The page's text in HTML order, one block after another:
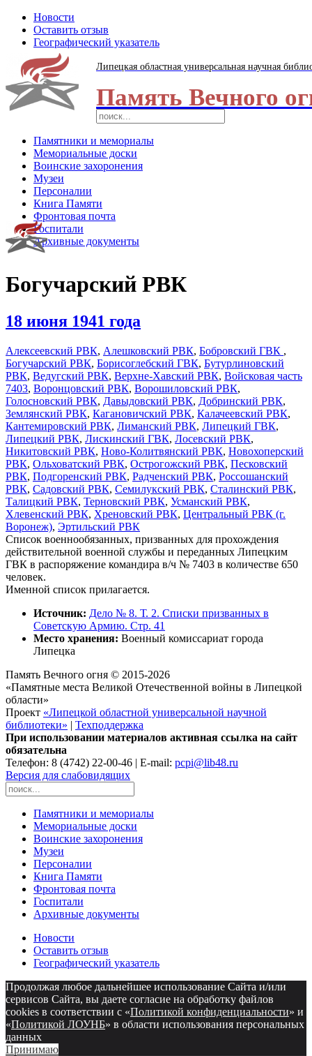
Новости
Оставить отзыв
Географический указатель
Липецкая областная универсальная научная
Память Вечного
Памятники и мемориалы
Мемориальные доски
Воинские захоронения
Музеи
Персоналии
Книга Памяти
Фронтовая почта
Госпитали
Архивные документы
Богучарский РВК
18 июня 1941 года
Алексеевский РВК, Алешковский РВК, Бобровский ГВК ,
Богучарский РВК, Борисоглебский ГВК, Бутурлиновский
РВК, Ведугский РВК, Верхне-Хавский РВК, Войсковая часть
7403, Воронцовский РВК, Ворошиловский РВК,
Голосновский РВК, Давыдовский РВК, Добринский РВК,
Землянский РВК, Кагановичский РВК, Калачеевский РВК,
Кантемировский РВК, Лиманский РВК, Липецкий ГВК,
Липецкий РВК, Лискинский ГВК, Лосевский РВК,
Никитовский РВК, Ново-Колитвянский РВК, Новохоперский
РВК, Ольховатский РВК, Острогожский РВК, Песковский
РВК, Подгоренский РВК, Радченский РВК, Россошанский
РВК, Садовский РВК, Семилукский РВК, Сталинский РВК,
Талицкий РВК, Терновский РВК, Усманский РВК,
Хлевенский РВК, Хреновский РВК, Центральный РВК (г.
Воронеж), Эртильский РВК
Список военнообязанных, призванных для прохождения
действительной военной службы и переданных Липецким
ГВК в распоряжение командира в/ч № 7403 в количестве 650
человек.
Именной список прилагается.
Источник: Дело № 8. Т. 2. Списки призванных в
Советскую Армию. Стр. 41
Место хранения: Военный комиссариат города
Липецка
Память Вечного огня © 2015-2026
«Памятные места Великой Отечественной войны в Липецкой
области»
Проект «Липецкой областной универсальной научной
библиотеки» | Техподдержка
При использовании материалов активная ссылка на сайт
обязательна
Телефон: 8 (4742) 22-00-46 | E-mail: pcpi@lib48.ru
Версия для слабовидящих
Памятники и мемориалы
Мемориальные доски
Воинские захоронения
Музеи
Персоналии
Книга Памяти
Фронтовая почта
Госпитали
Архивные документы
Новости
Оставить отзыв
Географический указатель
Продолжая любое дальнейшее использование Сайта и/или
сервисов Сайта, вы даете согласие на обработку файлов
cookies в соответствии с «Политикой конфиденциальности» и
«Политикой ЛОУНБ» в области использования персональных
данных
Принимаю